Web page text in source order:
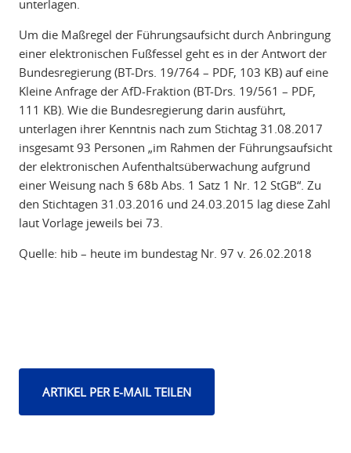
unterlagen.
Um die Maßregel der Führungsaufsicht durch Anbringung
einer elektronischen Fußfessel geht es in der Antwort der
Bundesregierung (BT-Drs. 19/764 – PDF, 103 KB) auf eine
Kleine Anfrage der AfD-Fraktion (BT-Drs. 19/561 – PDF,
111 KB). Wie die Bundesregierung darin ausführt,
unterlagen ihrer Kenntnis nach zum Stichtag 31.08.2017
insgesamt 93 Personen „im Rahmen der Führungsaufsicht
der elektronischen Aufenthaltsüberwachung aufgrund
einer Weisung nach § 68b Abs. 1 Satz 1 Nr. 12 StGB“. Zu
den Stichtagen 31.03.2016 und 24.03.2015 lag diese Zahl
laut Vorlage jeweils bei 73.
Quelle: hib – heute im bundestag Nr. 97 v. 26.02.2018
ARTIKEL PER E-MAIL TEILEN